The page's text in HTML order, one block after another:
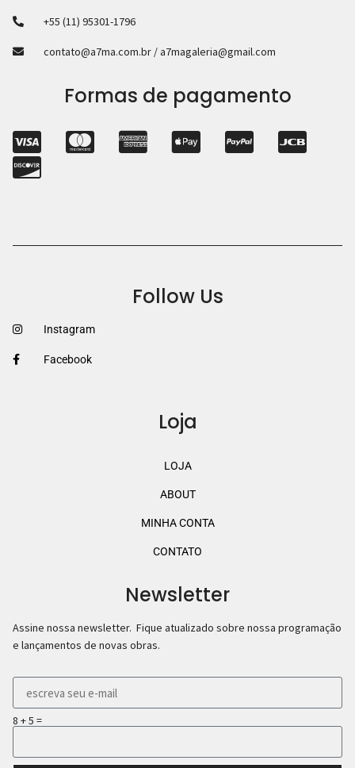
+55 (11) 95301-1796
contato@a7ma.com.br / a7magaleria@gmail.com
Formas de pagamento
Follow Us
Instagram
Facebook
Loja
LOJA
ABOUT
MINHA CONTA
CONTATO
Newsletter
Assine nossa newsletter. Fique atualizado sobre nossa programação
e lançamentos de novas obras.
8 + 5 =